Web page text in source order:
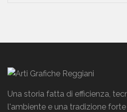
Una storia fatta di efficienza,
l'ambiente e una tradizione